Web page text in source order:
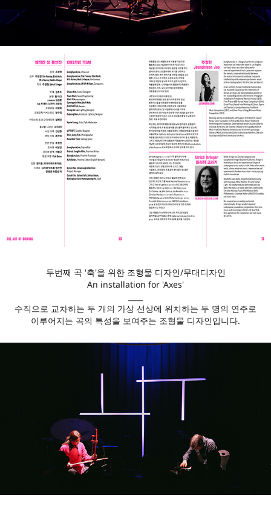
두번째 곡 '축'을 위한 조형물 디자인/무대디자인
An installation for 'Axes'
수직으로 교차하는 두 개의 가상 선상에 위치하는 두 명의 연주로
이루어지는 곡의 특성을 보여주는 조형물 디자인입니다.